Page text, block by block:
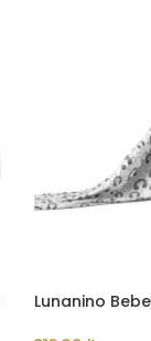
Lunanino